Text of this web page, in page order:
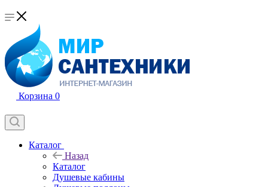
Корзина 0
Каталог
Назад
Каталог
Душевые кабины